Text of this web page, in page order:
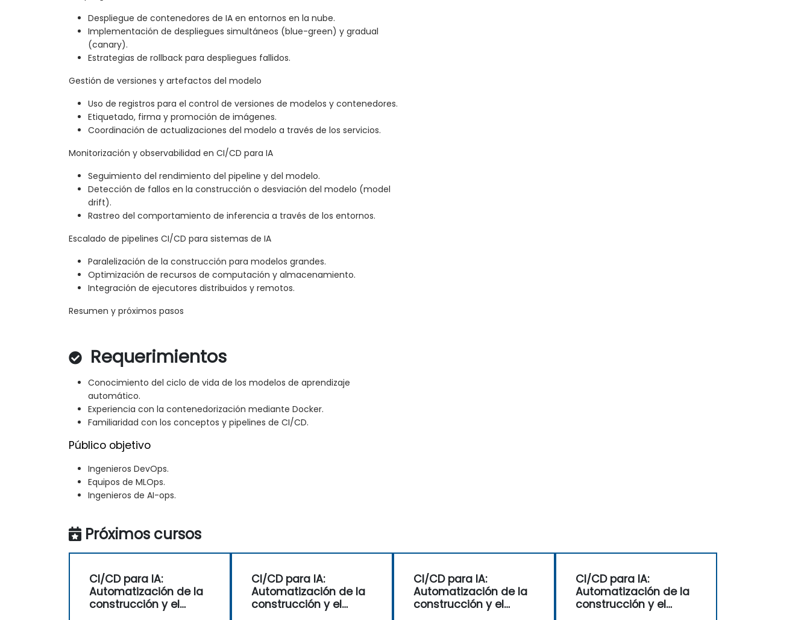
Despliegue de contenedores de IA en entornos en la nube.
Implementación de despliegues simultáneos (blue-green) y gradual
(canary).
Estrategias de rollback para despliegues fallidos.
Gestión de versiones y artefactos del modelo
Uso de registros para el control de versiones de modelos y contenedores.
Etiquetado, firma y promoción de imágenes.
Coordinación de actualizaciones del modelo a través de los servicios.
Monitorización y observabilidad en CI/CD para IA
Seguimiento del rendimiento del pipeline y del modelo.
Detección de fallos en la construcción o desviación del modelo (model
drift).
Rastreo del comportamiento de inferencia a través de los entornos.
Escalado de pipelines CI/CD para sistemas de IA
Paralelización de la construcción para modelos grandes.
Optimización de recursos de computación y almacenamiento.
Integración de ejecutores distribuidos y remotos.
Resumen y próximos pasos
Requerimientos
Conocimiento del ciclo de vida de los modelos de aprendizaje
automático.
Experiencia con la contenedorización mediante Docker.
Familiaridad con los conceptos y pipelines de CI/CD.
Público objetivo
Ingenieros DevOps.
Equipos de MLOps.
Ingenieros de AI-ops.
Próximos cursos
CI/CD para IA:
Automatización de la
construcción y el
CI/CD para IA:
Automatización de la
construcción y el
CI/CD para IA:
Automatización de la
construcción y el
CI/CD para IA:
Automatización de la
construcción y el